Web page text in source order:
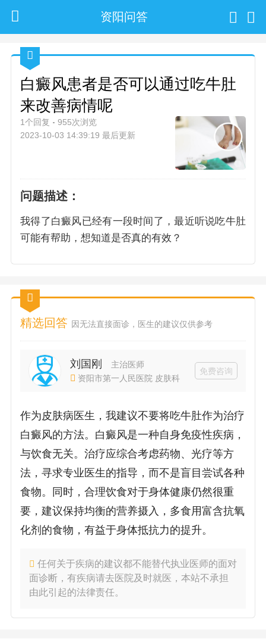
资阳问答
白癜风患者是否可以通过吃牛肚
来改善病情呢
1个回复
955次浏览
2023-10-03 14:39:19 最后更新
问题描述：
我得了白癜风已经有一段时间了，最近听说吃牛肚
可能有帮助，想知道是否真的有效？
精选回答 因无法直接面诊，医生的建议仅供参考
刘国刚
主治医师
资阳市第一人民医院 皮肤科
免费咨询
作为皮肤病医生，我建议不要将吃牛肚作为治疗
白癜风的方法。白癜风是一种自身免疫性疾病，
与饮食无关。治疗应综合考虑药物、光疗等方
法，寻求专业医生的指导，而不是盲目尝试各种
食物。同时，合理饮食对于身体健康仍然很重
要，建议保持均衡的营养摄入，多食用富含抗氧
化剂的食物，有益于身体抵抗力的提升。
任何关于疾病的建议都不能替代执业医师的面对
面诊断，有疾病请去医院及时就医，本站不承担
由此引起的法律责任。